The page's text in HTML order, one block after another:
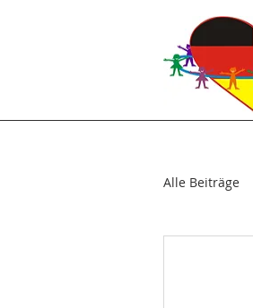
Alle Beiträge